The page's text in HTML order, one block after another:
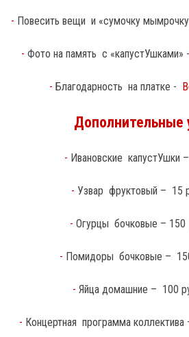
- Повесить вещи и «сумочку
- Фото на память с «капустУшками» -
-Благодарность на платке -
Дополнительные
- Ивановские капустУшки
- Узвар фруктовый – 15
-Огурцы бочковые – 150
- Помидоры бочковые –
- Яйца домашние – 100
- Концертная программа коллектива